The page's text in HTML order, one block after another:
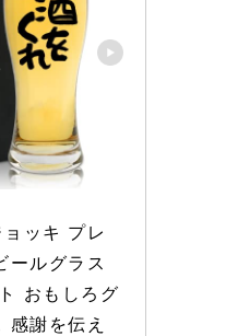
ッキ プレ
ールグラス
おもしろグ
感謝を伝え